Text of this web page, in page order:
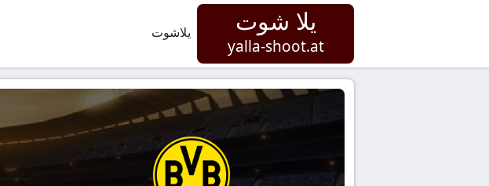
يلا شوت
yalla-shoot.at
يلاشوت